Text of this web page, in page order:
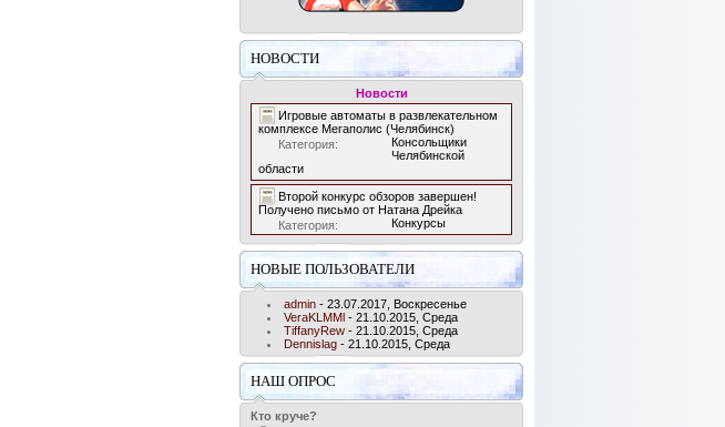
НОВОСТИ
Новости
Игровые автоматы в развлекательном
комплексе Мегаполис (Челябинск)
Категория:
Консольщики
Челябинской
области
Второй конкурс обзоров завершен!
Получено письмо от Натана Дрейка
Категория:
Конкурсы
НОВЫЕ ПОЛЬЗОВАТЕЛИ
admin - 23.07.2017, Воскресенье
VeraKLMMl - 21.10.2015, Среда
TiffanyRew - 21.10.2015, Среда
Dennislag - 21.10.2015, Среда
НАШ ОПРОС
Кто круче?